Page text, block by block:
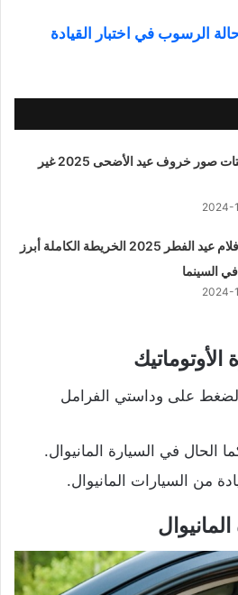
الرسوب في اختبار القيادة
10 بوستات صور خروف عيد الأضحى 2025 غير
2024-
أسماء أفلام عيد الفطر 2025 الخريطة الكاملة أبرز
2024-
الأوتوماتيك
على وداستي الفرامل
الحال في السيارة المانيوال.
من السيارات المانيوال.